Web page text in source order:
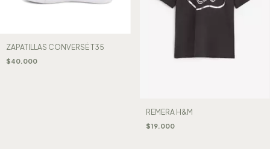
ZAPATILLAS CONVERSÉ T35
$40.000
REMERA H&M
$19.000